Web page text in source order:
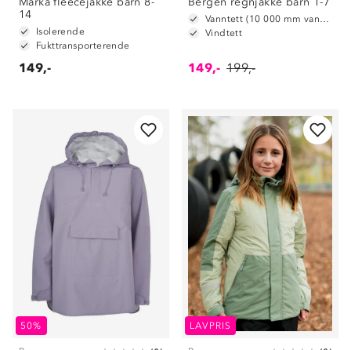
14
Isolerende
Fukttransporterende
149,-
Vanntett (10 000 mm vannsøyle)
Vindtett
149,- 199,-
50% LAVPRIS